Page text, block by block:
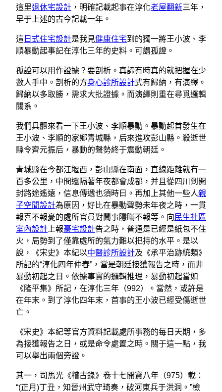
這里退休宅設計 ，明確記載起事在淳化老屋翻新三年，
早于上述的古今記載一年。
這 日式住宅設計是我見健康住宅到的獨一將王小波、李
順暴動起事記在淳化三年的史料。可謂孤證。
孤證可以用作證據？要剖析。真諦有時真的就把握在少
數人手中。剖析的方身心診所設計式有歸納，有演繹。
歸納以多取勝，需求大批證據。而演繹則重在尋覓邏輯
關系。
我們具體來看一下王小波、李順暴動。暴動起首發生在
王小波、李順的家鄉青城縣，后來進攻彭山縣。殺逝世
縣令齊元振后，暴動的聲勢終于震動朝廷。
青城縣在今都江堰西，彭山縣在南面，直線距離就有一
百多公里，中間還隔著年夜都會成都，并且從四川到開
封路途遙遠，信息傳遞也須時日。再加上其他一些人親
子空間設計為原因，好比在暴動聲勢未年夜之時，一貫
報喜不報憂的處所官員對鬧事隱瞞不報等。向 民生社區
室內設計 上報豪宅設計告之時，普通是已經是紙包不住
火，局勢到了僅靠處所的氣力難以把持的水平。是以
說，《宋史》本紀以中醫診所設計及《承平治跡統類》
所記的“淳化四年仲春”，當是朝廷接獲報告之時，而非
暴動初起之日。依據事實的邏輯推理，暴動初起當如
《隆平集》所記，在淳化三年（992）。當然，或許是
在年末。到了淳化四年末，首事的王小波已經受傷逝世
亡。
《宋史》本紀等官方資料記載處所事務的每日天期，多
為接獲報告之日，或是命令處置之時。關于這一點，我
可以舉出兩個旁證。
其一，司馬光《稽古錄》卷十七開寶八年（975）載：
“(正月)丁丑，知晉州武守琦奏，破河東兵于洪洞。”檢